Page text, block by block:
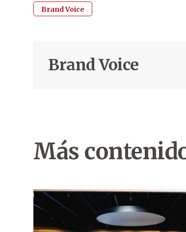
Brand Voice
Brand Voice
Más